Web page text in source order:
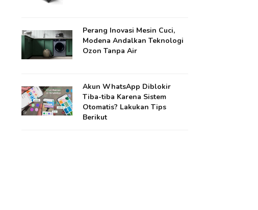
Perang Inovasi Mesin Cuci,
Modena Andalkan Teknologi
Ozon Tanpa Air
Akun WhatsApp Diblokir
Tiba-tiba Karena Sistem
Otomatis? Lakukan Tips
Berikut